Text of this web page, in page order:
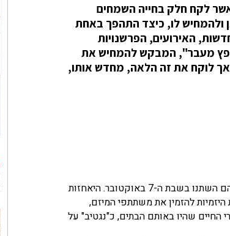
לקח חלק בחייה השמחים
ולהמחיש לו, כיצד התהפך באחת
האירועים, הפרשנויות
מעבר", המבקש להמחיש את
- אך לוקח את זה הלאה, מחדש אותו,
"חפץ מעבר" הוא מיזם רגשי, נפשי-אמנותי, שנולד מתוך רצון עמוק לסייע, במעט, לתושבים שחייהם השתנו בשבת ה-7 באוקטובר. היאחזות
להזמין את משתתפי המיזם,
החיים שהיו באותם הבתים, כ"נגטיב" על